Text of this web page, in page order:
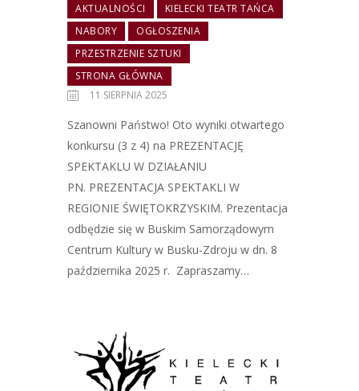
AKTUALNOŚCI
KIELECKI TEATR TAŃCA
NABORY
OGŁOSZENIA
PRZESTRZENIE SZTUKI
STRONA GŁÓWNA
11 SIERPNIA 2025
Szanowni Państwo! Oto wyniki otwartego
konkursu (3 z 4) na PREZENTACJĘ
SPEKTAKLU W DZIAŁANIU
PN. PREZENTACJA SPEKTAKLI W
REGIONIE ŚWIĘTOKRZYSKIM. Prezentacja
odbędzie się w Buskim Samorządowym
Centrum Kultury w Busku-Zdroju w dn. 8
października 2025 r. Zapraszamy…